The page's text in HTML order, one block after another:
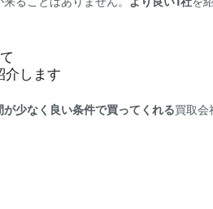
介します
が少なく良い条件で買ってくれる買取会